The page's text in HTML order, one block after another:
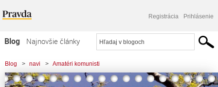
Registrácia Prihlásenie
Blog
Najnovšie články
Najčítanejšie články
Najkomentovanejšie články
Blog > navi > Amatéri komunisti